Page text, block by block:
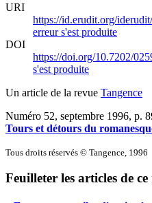
URI
https://id.erudit.org/
erreur s'est produite
DOI
https://doi.org/10.7202/
s'est produite
Un article de la revue Tangence
Numéro 52, septembre 1996, p.
Tours et détours du
Tous droits réservés © Tangence, 1996
Feuilleter les articles de